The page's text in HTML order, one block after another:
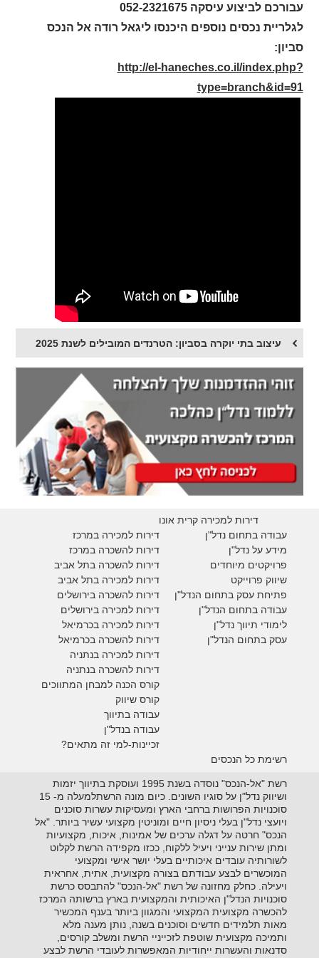
עבורכם לביצוע עיסקה 052-2321675
לגלריית נכסים נוספים היכנסו ליגאל רודה אל הנכס
סביון:
http://el-haneches.co.il/index.php?
type=branch&id=91
עיצוב בתי יוקרה בסביון: הטרנדים המובילים לשנת 2025
דירות למכירה קרית אונו
דירות למכירה במרכז
דירות להשכרה במרכז
דירות להשכרה בתל אביב
דירות למכירה בתל אביב
דירות להשכרה בירושלים
דירות למכירה בירושלים
דירות למכירה בכרמיאל
דירות להשכרה בכרמיאל
דירות למכירה בנתניה
דירות להשכרה בנתניה
קורס הכנה למבחן המתווכים
קורס שיווק
עבודה בתיווך
עבודה בנדל"ן
זכיינות-למי זה מתאים?
עבודה בתחום נדל"ן
מידע על נדל"ן
פרויקטים מיוחדים
שיווק פרוייקט
פתיחת עסק בתחום הנדל"ן
עבודה בתחום הנדל"ן
לימודי תיווך נדל"ן
עסק בתחום הנדל"ן
רשימת כל הנכסים
רשת "אל-הנכס" נוסדה בשנת 1995 ועוסקת בתיווך יזמות
ושיווק נדל"ן על סוגיו השונים. כיום מונה הרשתלמעלה מ- 15
סוכנויות הפרושות ברחבי הארץ ומעסיקות עשרות סוכנים
ויועצי נדל"ן בעלי ניסיון חיים ומוניטין מקצועי עשיר ביותר. "אל
הנכס" חרטה על דגלה ערכים של אמינות, איכות, מקצועיות
ומתן שירות ענייני ויעיל ללקוח, ככזו מקפידה הרשת לקלוט
לשורותיה עובדים איכותיים בעלי יושר אישי ומקצועי
המוכשרים לבצע עבודתם בצורה מקצועית, אתית, אחראית
ויעילה. כחלק מחזונה של רשת "אל-הנכס" להתבסס כרשת
סוכנויות הנדל"ן האיכותית והמקצועית בארץ ברשותה המרכז
להכשרה מקצועית המקצועי והמגוון ביותר בענף המכשיר
מאות תלמידים חדשים וסוכנים בשנה, נותן מענה מלא
ותמיכה מקצועית שוטפת לזכייניי הרשת ומשלב קורסים,
סדנאות והעשרות ייחודיות המאפשרות לעובדי הרשת לבצע